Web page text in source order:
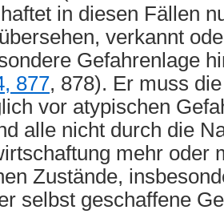
in diesen Fällen
verkannt
Gefahrenlage
877, 878). Er muss
vor atypischen
alle nicht durch die
mehr oder
Zustände,
selbst geschaffene